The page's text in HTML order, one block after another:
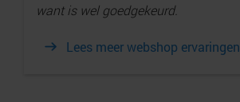
want is wel goedgekeurd.
Lees meer webshop ervaringen